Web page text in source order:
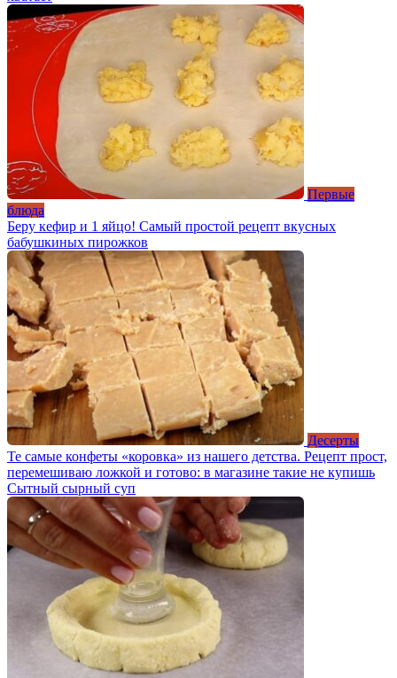
Первые
блюда
Беру кефир и 1 яйцо! Самый простой рецепт вкусных
бабушкиных пирожков
Десерты
Те самые конфеты «коровка» из нашего детства. Рецепт прост,
перемешиваю ложкой и готово: в магазине такие не купишь
Сытный сырный суп